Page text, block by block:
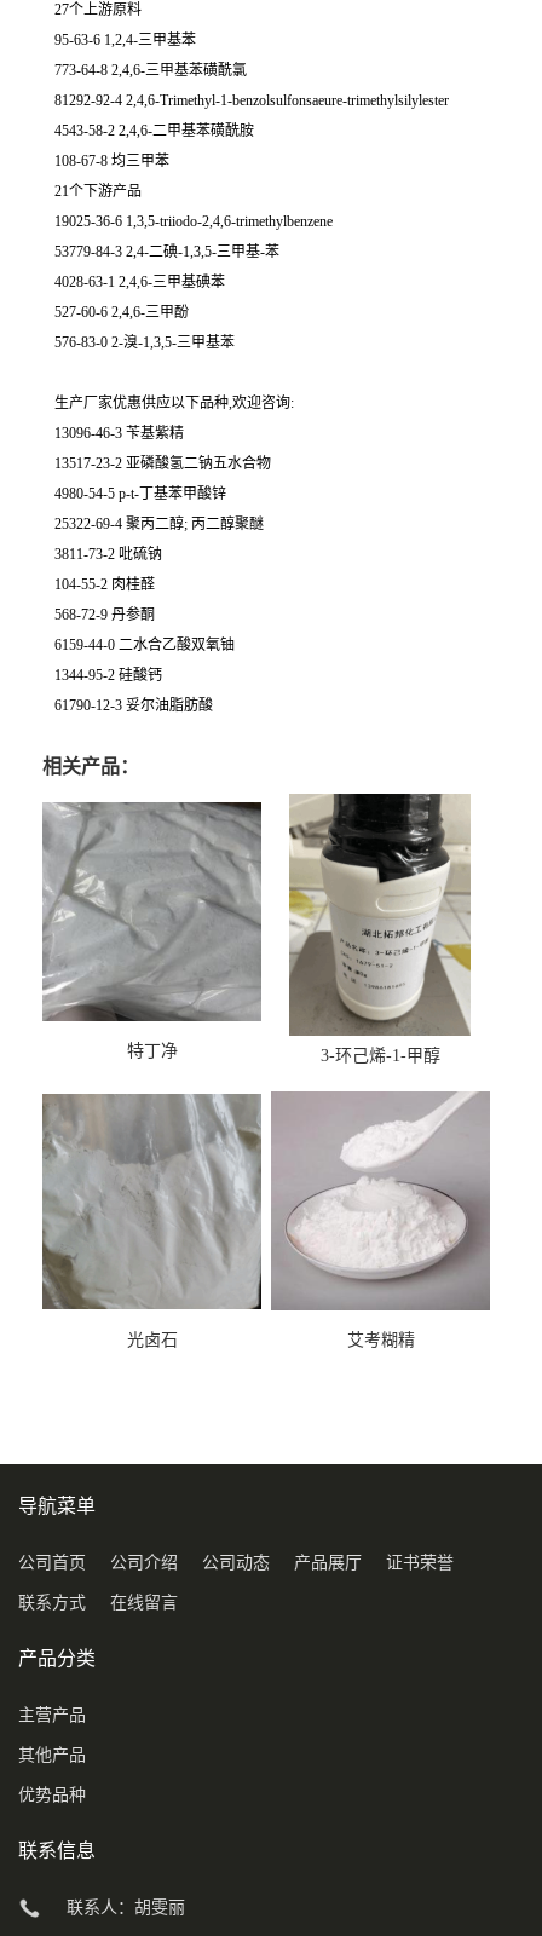
27个上游原料
95-63-6 1,2,4-三甲基苯
773-64-8 2,4,6-三甲基苯磺酰氯
81292-92-4 2,4,6-Trimethyl-1-benzolsulfonsaeure-trimethylsilylester
4543-58-2 2,4,6-二甲基苯磺酰胺
108-67-8 均三甲苯
21个下游产品
19025-36-6 1,3,5-triiodo-2,4,6-trimethylbenzene
53779-84-3 2,4-二碘-1,3,5-三甲基-苯
4028-63-1 2,4,6-三甲基碘苯
527-60-6 2,4,6-三甲酚
576-83-0 2-溴-1,3,5-三甲基苯
生产厂家优惠供应以下品种,欢迎咨询:
13096-46-3 苄基紫精
13517-23-2 亚磷酸氢二钠五水合物
4980-54-5 p-t-丁基苯甲酸锌
25322-69-4 聚丙二醇; 丙二醇聚醚
3811-73-2 吡硫钠
104-55-2 肉桂醛
568-72-9 丹参酮
6159-44-0 二水合乙酸双氧铀
1344-95-2 硅酸钙
61790-12-3 妥尔油脂肪酸
相关产品：
特丁净 3-环己烯-1-甲醇
光卤石 艾考糊精
导航菜单
公司首页 公司介绍 公司动态 产品展厅 证书荣誉
联系方式 在线留言
产品分类
主营产品
其他产品
优势品种
联系信息
联系人：胡雯丽